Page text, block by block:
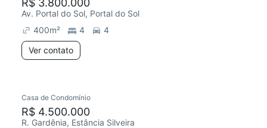
R$ 3.800.000
Av. Portal do Sol, Portal do Sol
400m² 4
4
Ver contato
Casa de Condomínio
R$ 4.500.000
R. Gardênia, Estância Silveira